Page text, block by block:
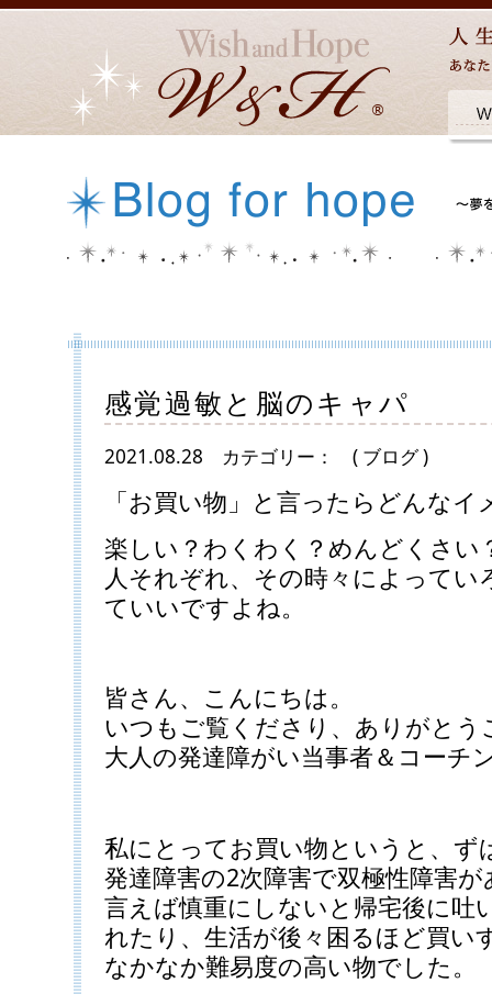
感覚過敏と脳のキャパ
2021.08.28 カテゴリー： ( ブログ )
「お買い物」と言ったらどんな
楽しい？わくわく？めんどくさい
人それぞれ、その時々によって
ていいですよね。
皆さん、こんにちは。
いつもご覧くださり、ありがとう
大人の発達障がい当事者＆コーチ
私にとってお買い物というと、ず
発達障害の2次障害で双極性障害
言えば慎重にしないと帰宅後に吐
れたり、生活が後々困るほど買い
なかなか難易度の高い物でした。